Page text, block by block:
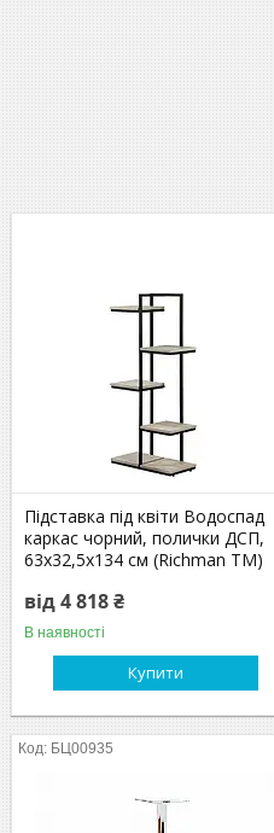
Підставка під квіти Водоспад
каркас чорний, полички ДСП,
63х32,5х134 см (Richman ТМ)
від 4 818 ₴
В наявності
Купити
БЦ00935